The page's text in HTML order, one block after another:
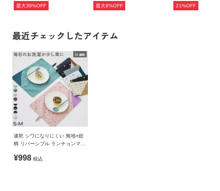
最大39%OFF
最大9%OFF
21%OFF
最近チェックしたアイテム
速乾 シワになりにくい 無地×総
柄 リバーシブル ランチョンマッ
¥998 税込